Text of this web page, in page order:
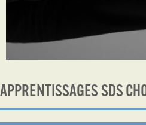
APPRENTISSAGES SDS